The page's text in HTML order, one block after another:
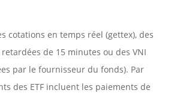
cotations en temps réel (gettex), des
de 15 minutes ou des VNI
par le fournisseur du fonds). Par
des ETF incluent les paiements de